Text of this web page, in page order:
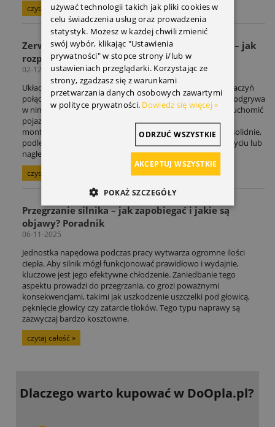
czytaj całość »
Zerwane koło pasowe paska wielorowkowego – jak
rozpoznać awarię i co robić?
02-12-2025
Układ napędowy samochodu to skomplikowany system naczyń
połączonych. Często nawet niewielki, niepozorny element odgrywa
w nim kluczową rolę, a jego usterka może całkowicie unieruchomić
pojazd. Jednym z takich podzespołów jestkoło pasowe
montowane zazwyczaj na wale korbowym. Choć wygląda solidnie,
podlega ogromnym obciążeniom i z czasem może ulec zużyciu lub
nagłemu zerwaniu.
czytaj całość »
Przegrzanie silnika – jak zapobiegać i jakie są
objawy? Poradnik
06-11-2025
Jednostka napędowa podczas pracy wytwarza ogromne ilości
ciepła. Aby silnik mógł funkcjonować prawidłowo i wydajnie,
kluczowe jest jego efektywne chłodzenie. Zaniedbanie tego
aspektu prowadzi do przegrzania, co grozi poważnymi
konsekwencjami, takimi jak uszkodzenie uszczelki pod głowicą,
pęknięcie głowicy czy zatarcie tłoków. Tego typu naprawy są
zazwyczaj bardzo kosztowne.
czytaj całość »
Dlaczego warto kupowaćw DoOpla.pl?
używać technologii takich jak pliki cookies w
celu świadczenia usług oraz prowadzenia
statystyk. Możesz w każdej chwili zmienić
swój wybór, klikając "Ustawienia
prywatności" w stopce strony i/lub w
ustawieniach przeglądarki. Korzystając ze
strony, zgadzasz się z warunkami
przetwarzania danych osobowych zawartymi
w polityce prywatności. Dowiedz się więcej »
AKCEPTUJ WSZYSTKIE
ODRZUĆ WSZYSTKIE
POKAŻ SZCZEGÓŁY